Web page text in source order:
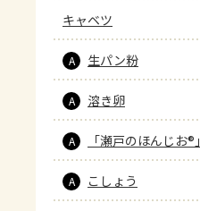
キャベツ
A 生パン粉
A 溶き卵
A 「瀬戸のほんじお®」
A こしょう